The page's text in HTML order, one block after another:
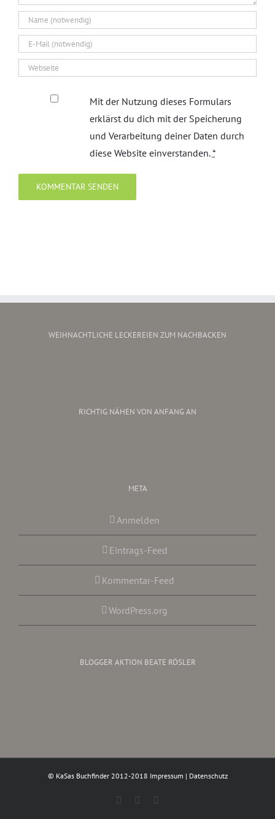
Mit der Nutzung dieses Formulars
erklärst du dich mit der Speicherung
und Verarbeitung deiner Daten durch
diese Website einverstanden.*
WEIHNACHTLICHE LECKEREIEN ZUM NACHBACKEN
RICHTIG NÄHEN VON ANFANG AN
META
Anmelden
Eintrags-Feed
Kommentar-Feed
WordPress.org
BLOGGER AKTION BEATE RÖSLER
© KaSas Buchfinder 2012-2018 Impressum | Datenschutz
FacebookInstagram